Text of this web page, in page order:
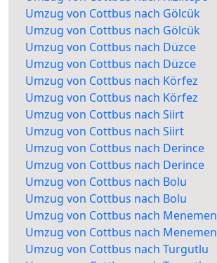
Umzug von Cottbus nach Gölcük
Umzug von Cottbus nach Gölcük
Umzug von Cottbus nach Düzce
Umzug von Cottbus nach Düzce
Umzug von Cottbus nach Körfez
Umzug von Cottbus nach Körfez
Umzug von Cottbus nach Siirt
Umzug von Cottbus nach Siirt
Umzug von Cottbus nach Derince
Umzug von Cottbus nach Derince
Umzug von Cottbus nach Bolu
Umzug von Cottbus nach Bolu
Umzug von Cottbus nach Menemen
Umzug von Cottbus nach Menemen
Umzug von Cottbus nach Turgutlu